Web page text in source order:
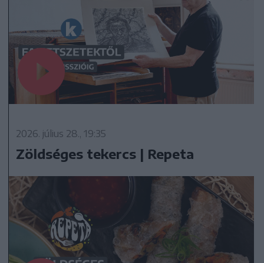
2026. július 28., 19:35
Zöldséges tekercs | Repeta